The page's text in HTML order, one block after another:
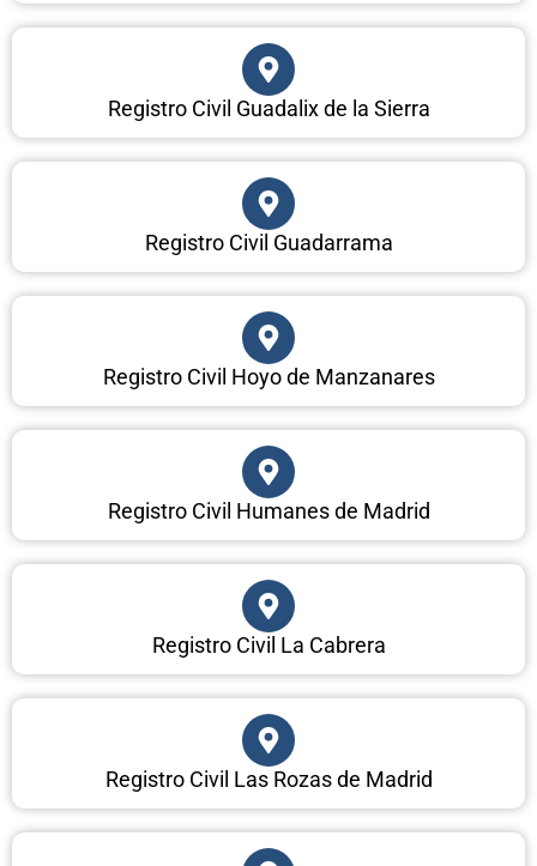
Registro Civil Guadalix de la Sierra
Registro Civil Guadarrama
Registro Civil Hoyo de Manzanares
Registro Civil Humanes de Madrid
Registro Civil La Cabrera
Registro Civil Las Rozas de Madrid